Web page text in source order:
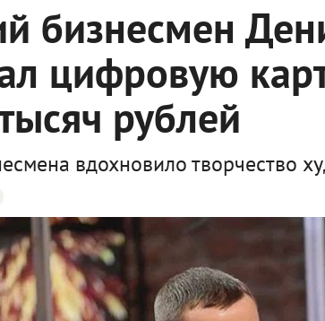
бизнесмен
цифровую
рублей
вдохновило творчество